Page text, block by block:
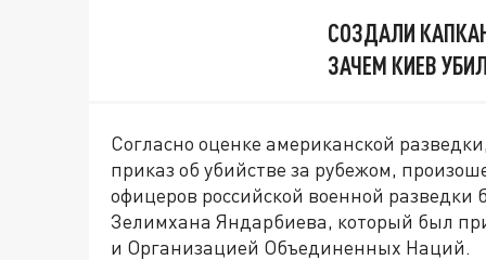
СОЗДАЛИ
ЗАЧЕМ КИЕВ
Согласно оценке американской
приказ об убийстве за рубежом,
офицеров российской военной разведки
Зелимхана Яндарбиева, который был
и Организацией Объединенных Наций.